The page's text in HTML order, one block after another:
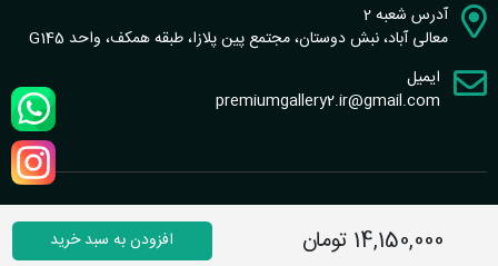
14,150,000 تومان افزودن به سبد خرید
آدرس شعبه 2
معالی آباد، نبش دوستان، مجتمع پین پلازا، طبقه همکف، واحد G145
ایمیل
premiumgallery2.ir@gmail.com
تماس با ما
قوانین سایت